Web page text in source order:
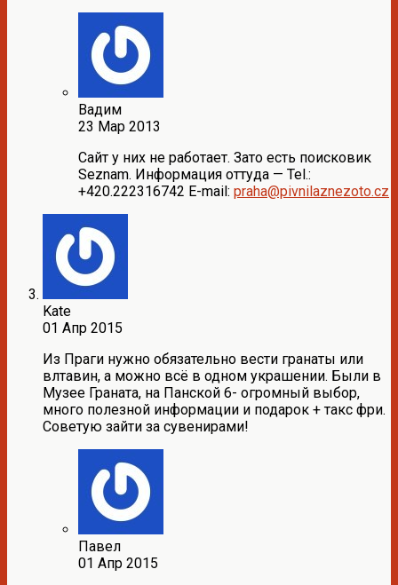
Вадим
23 Мар 2013
Сайт у них не работает. Зато есть поисковик
Seznam. Информация оттуда — Tel.:
+420.222316742 E-mail: praha@pivnilaznezoto.cz
Kate
01 Апр 2015
Из Праги нужно обязательно вести гранаты или
влтавин, а можно всё в одном украшении. Были в
Музее Граната, на Панской 6- огромный выбор,
много полезной информации и подарок + такс фри.
Советую зайти за сувенирами!
Павел
01 Апр 2015